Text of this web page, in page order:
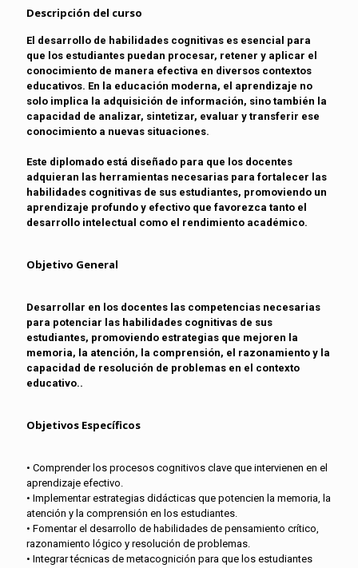
Descripción del curso
El desarrollo de habilidades cognitivas es esencial para
que los estudiantes puedan procesar, retener y aplicar el
conocimiento de manera efectiva en diversos contextos
educativos. En la educación moderna, el aprendizaje no
solo implica la adquisición de información, sino también la
capacidad de analizar, sintetizar, evaluar y transferir ese
conocimiento a nuevas situaciones.
Este diplomado está diseñado para que los docentes
adquieran las herramientas necesarias para fortalecer las
habilidades cognitivas de sus estudiantes, promoviendo un
aprendizaje profundo y efectivo que favorezca tanto el
desarrollo intelectual como el rendimiento académico.
Objetivo General
Desarrollar en los docentes las competencias necesarias
para potenciar las habilidades cognitivas de sus
estudiantes, promoviendo estrategias que mejoren la
memoria, la atención, la comprensión, el razonamiento y la
capacidad de resolución de problemas en el contexto
educativo..
Objetivos Específicos
• Comprender los procesos cognitivos clave que intervienen en el
aprendizaje efectivo.
• Implementar estrategias didácticas que potencien la memoria, la
atención y la comprensión en los estudiantes.
• Fomentar el desarrollo de habilidades de pensamiento crítico,
razonamiento lógico y resolución de problemas.
• Integrar técnicas de metacognición para que los estudiantes